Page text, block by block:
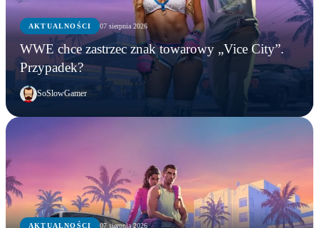
AKTUALNOŚCI 07 sierpnia 2026
WWE chce zastrzec znak towarowy „Vice City”.
Przypadek?
SoSlowGamer
AKTUALNOŚCI 07 sierpnia 2026